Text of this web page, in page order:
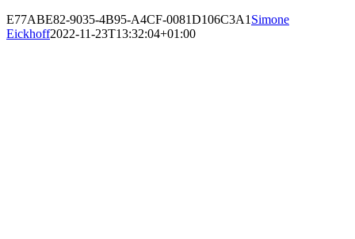
E77ABE82-9035-4B95-A4CF-0081D106C3A1 Simone
Eickhoff2022-11-23T13:32:04+01:00